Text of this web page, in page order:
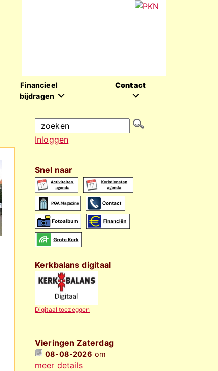
Financieel
bijdragen
Contact
Inloggen
Snel naar
Kerkbalans digitaal
Digitaal toezeggen
Vieringen Zaterdag
08-08-2026 om
meer details